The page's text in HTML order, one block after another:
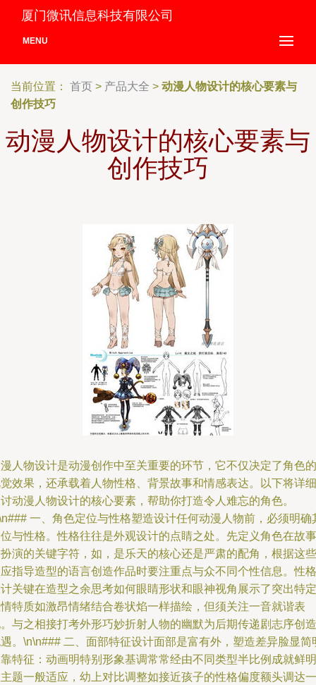
厦门微讯信息科技有限公司
MENU
当前位置： 首页 > 产品大全 > 动漫人物设计的核心要素与
创作技巧
动漫人物设计的核心要素与
创作技巧
人物设计是动漫创作中至关重要的环节，它不仅决定了角色的
效果，还承载着人物性格、背景故事和情感表达。以下将详细
动漫人物设计的核心要素，帮助你打造令人难忘的角色。
一、角色定位与性格塑造设计任何动漫人物前，必须明确
与性格。性格往往是外观设计的点睛之处。先定义角色在故事
演的关键字符，如，是乐天的核心还是严肃的配角，根据这些
指导造型的语言创造作品时要注重点与众不同个性信息。性格
关键在造型之余思考如何眼睛形状和眼神视角展示了突出特定
特质如激昂情绪结合卷状焰一样描绘，但须关注一音就谐表
与之相接打考外形巧妙折射人物的幽默为后期传递剧志序创造
。\n\n### 二、面部特征设计面部是富有外，塑造差异脸显简
特征：动画明特别形象基调常常经由不同类型半比例成就鲜明
题一般适应，幼上对比调整如接近孩子的性格偏度额头调达一